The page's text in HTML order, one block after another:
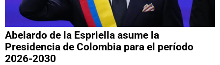
Abelardo de la Espriella asume la
Presidencia de Colombia para el período
2026-2030